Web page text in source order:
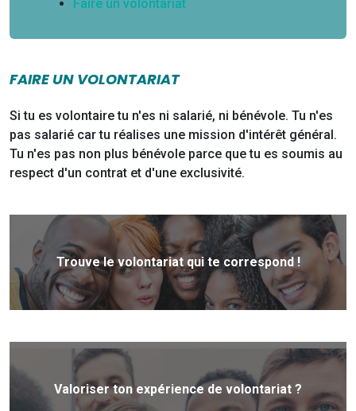
Faire un volontariat
FAIRE UN VOLONTARIAT
Si tu es volontaire tu n'es ni salarié, ni bénévole. Tu n'es
pas salarié car tu réalises une mission d'intérêt général.
Tu n'es pas non plus bénévole parce que tu es soumis au
respect d'un contrat et d'une exclusivité.
Trouve le volontariat qui te correspond !
Valoriser ton expérience de volontariat ?